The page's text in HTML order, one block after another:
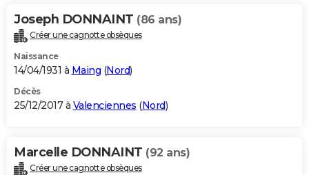
Joseph DONNAINT (86 ans)
Créer une cagnotte obsèques
Naissance
14/04/1931 à Maing (Nord)
Décès
25/12/2017 à Valenciennes (Nord)
Marcelle DONNAINT (92 ans)
Créer une cagnotte obsèques